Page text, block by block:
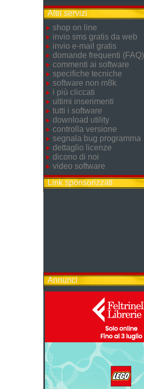
Altri servizi
shop on line
invio sms gratis da web
invio e-mail gratis
domande frequenti (FAQ)
commenti ai software
specifiche tecniche
software non m8k
i più cliccati
ultimi inserimenti
tutti i software
download utility
controlla versione
segnala bug programma
dettaglio licenze
dicono di noi
video software
Link sponsorizzati
Annunci